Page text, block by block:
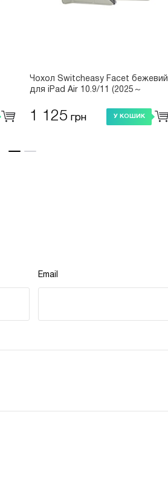
Чохол Switcheasy Facet бежевий
для iPad Air 10.9/11 (2025～
(MPD219204SI23)
1 125 грн У КОШИК
Email